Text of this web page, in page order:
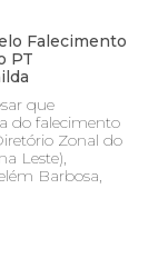
Falecimento
PT
que
do falecimento
Zonal do
Leste),
Barbosa,